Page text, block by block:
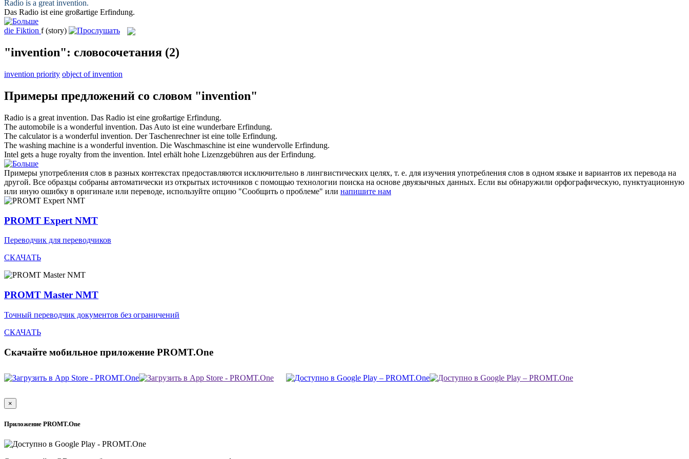
Radio is a great invention.
Das Radio ist eine großartige Erfindung.
die Fiktion f (story)
"invention": словосочетания (2)
invention priority object of invention
Примеры предложений со словом "invention"
Radio is a great invention. Das Radio ist eine großartige Erfindung.
The automobile is a wonderful invention. Das Auto ist eine wunderbare Erfindung.
The calculator is a wonderful invention. Der Taschenrechner ist eine tolle Erfindung.
The washing machine is a wonderful invention. Die Waschmaschine ist eine wundervolle Erfindung.
Intel gets a huge royalty from the invention. Intel erhält hohe Lizenzgebühren aus derErfindung.
Примеры употребления слов в разных контекстах предоставляются исключительно в лингвистических целях, т. е. для изучения употребления слов в одном языке и вариантов их перевода на
другой. Все образцы собраны автоматически из открытых источников с помощью технологии поиска на основе двуязычных данных. Если вы обнаружили орфографическую, пунктуационную
или иную ошибку в оригинале или переводе, используйте опцию "Сообщить о проблеме" или напишите нам
PROMT Expert NMT
Переводчик для переводчиков
СКАЧАТЬ
PROMT Master NMT
Точный переводчик документов без ограничений
СКАЧАТЬ
Скачайте мобильное приложение PROMT.One
×
Приложение PROMT.One